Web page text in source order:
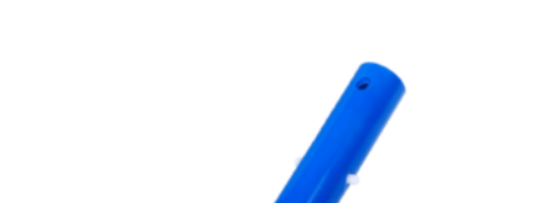
összes Kokido teleszkópos rúddal.